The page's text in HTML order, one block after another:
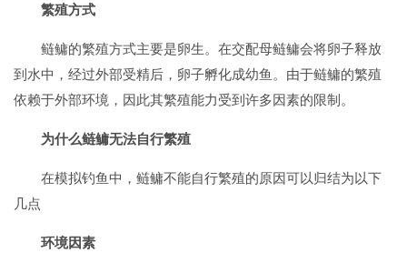
繁殖方式
鲢鳙的繁殖方式主要是卵生。在交配母鲢鳙会将卵子释放
到水中，经过外部受精后，卵子孵化成幼鱼。由于鲢鳙的繁殖
依赖于外部环境，因此其繁殖能力受到许多因素的限制。
为什么鲢鳙无法自行繁殖
在模拟钓鱼中，鲢鳙不能自行繁殖的原因可以归结为以下
几点
环境因素